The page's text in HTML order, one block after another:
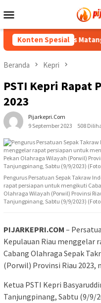
ke
Mobile
Konten Spesial
Anambas Matangkan
Beranda Kepri
PSTI Kepri Rapat
2023
Pijarkepri.com
9 September 2023
508
Pengurus Persatuan Sepak Takraw
rapat persiapan untuk mengikuti
Olahraga Wilayah (Porwil) Provinsi
Tanjungpinang, Sabtu (9/9/2023)
PIJARKEPRI.COM –
Kepulauan Riau menggelar
Cabang Olahraga Sepak
(Porwil) Provinsi Riau 2023,
Ketua PSTI Kepri
Tanjungpinang, Sabtu (9/9/